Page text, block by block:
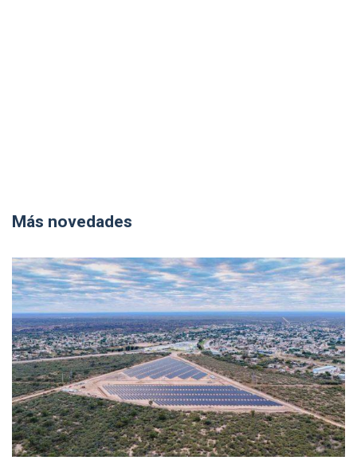
Más novedades